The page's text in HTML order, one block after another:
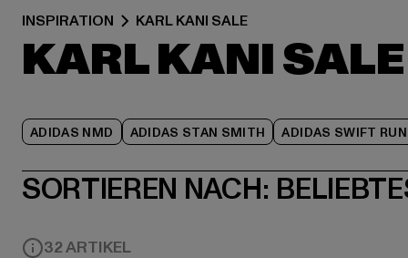
INSPIRATION KARL KANI SALE
KARL KANI SALE
ADIDAS NMD ADIDAS STAN SMITH ADIDAS SWIFT RUN
SORTIEREN NACH:
32 ARTIKEL